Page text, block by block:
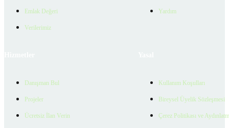
Emlak Değeri
Verilerimiz
Yardım
Danışman Bul
Projeler
Ücretsiz İlan Verin
Kullanım Koşulları
Bireysel Üyelik Sözleşmesi
Çerez Politikası ve